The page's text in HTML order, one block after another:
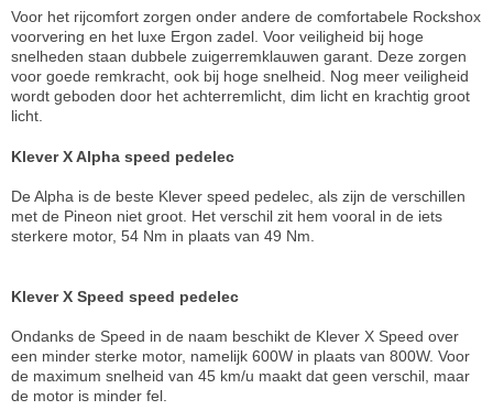
Voor het rijcomfort zorgen onder andere de comfortabele Rockshox
voorvering en het luxe Ergon zadel. Voor veiligheid bij hoge
snelheden staan dubbele zuigerremklauwen garant. Deze zorgen
voor goede remkracht, ook bij hoge snelheid. Nog meer veiligheid
wordt geboden door het achterremlicht, dim licht en krachtig groot
licht.
Klever X Alpha speed pedelec
De Alpha is de beste Klever speed pedelec, als zijn de verschillen
met de Pineon niet groot. Het verschil zit hem vooral in de iets
sterkere motor, 54 Nm in plaats van 49 Nm.
Klever X Speed speed pedelec
Ondanks de Speed in de naam beschikt de Klever X Speed over
een minder sterke motor, namelijk 600W in plaats van 800W. Voor
de maximum snelheid van 45 km/u maakt dat geen verschil, maar
de motor is minder fel.